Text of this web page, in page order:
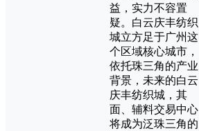
益，实力不容置
疑。白云庆丰纺织
城立方足于广州这
个区域核心城市，
依托珠三角的产业
背景，未来的白云
庆丰纺织城，其
面、辅料交易中心
将成为泛珠三角的